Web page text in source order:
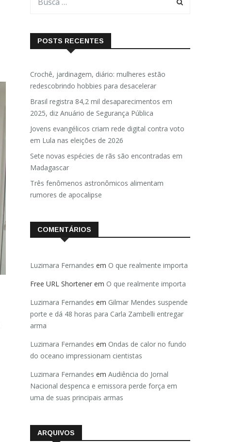
POSTS RECENTES
Crochê, jardinagem, diário: mulheres estão
redescobrindo hobbies para desacelerar
Brasil registra 84,2 mil desaparecimentos em
2025, diz Anuário de Segurança Pública
Jovens evangélicos criam rede digital contra voto
em Lula nas eleições de 2026
Sete novas espécies de rãs são encontradas em
Madagascar
Três fenômenos astronômicos alimentam
rumores de apocalipse
COMENTÁRIOS
Luzimara Fernandes em O que realmente importa
Free URL Shortener em O que realmente importa
Luzimara Fernandes em Gilmar Mendes suspende
porte e dá 48 horas para Carla Zambelli entregar
arma
Luzimara Fernandes em Ondas de calor no fundo
do oceano impressionam cientistas
Luzimara Fernandes em Audiência do Jornal
Nacional despenca e emissora perde força em
uma de suas principais armas
ARQUIVOS